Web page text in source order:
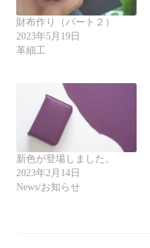
財布作り（パート２）
2023年5月19日
革細工
新色が登場しました。
2023年2月14日
News/お知らせ